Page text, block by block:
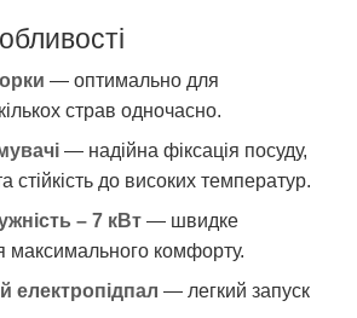
— оптимально для
страв одночасно.
— надійна фіксація посуду,
стійкість до високих температур.
– 7 кВт — швидке
максимального комфорту.
електропідпал — легкий запуск